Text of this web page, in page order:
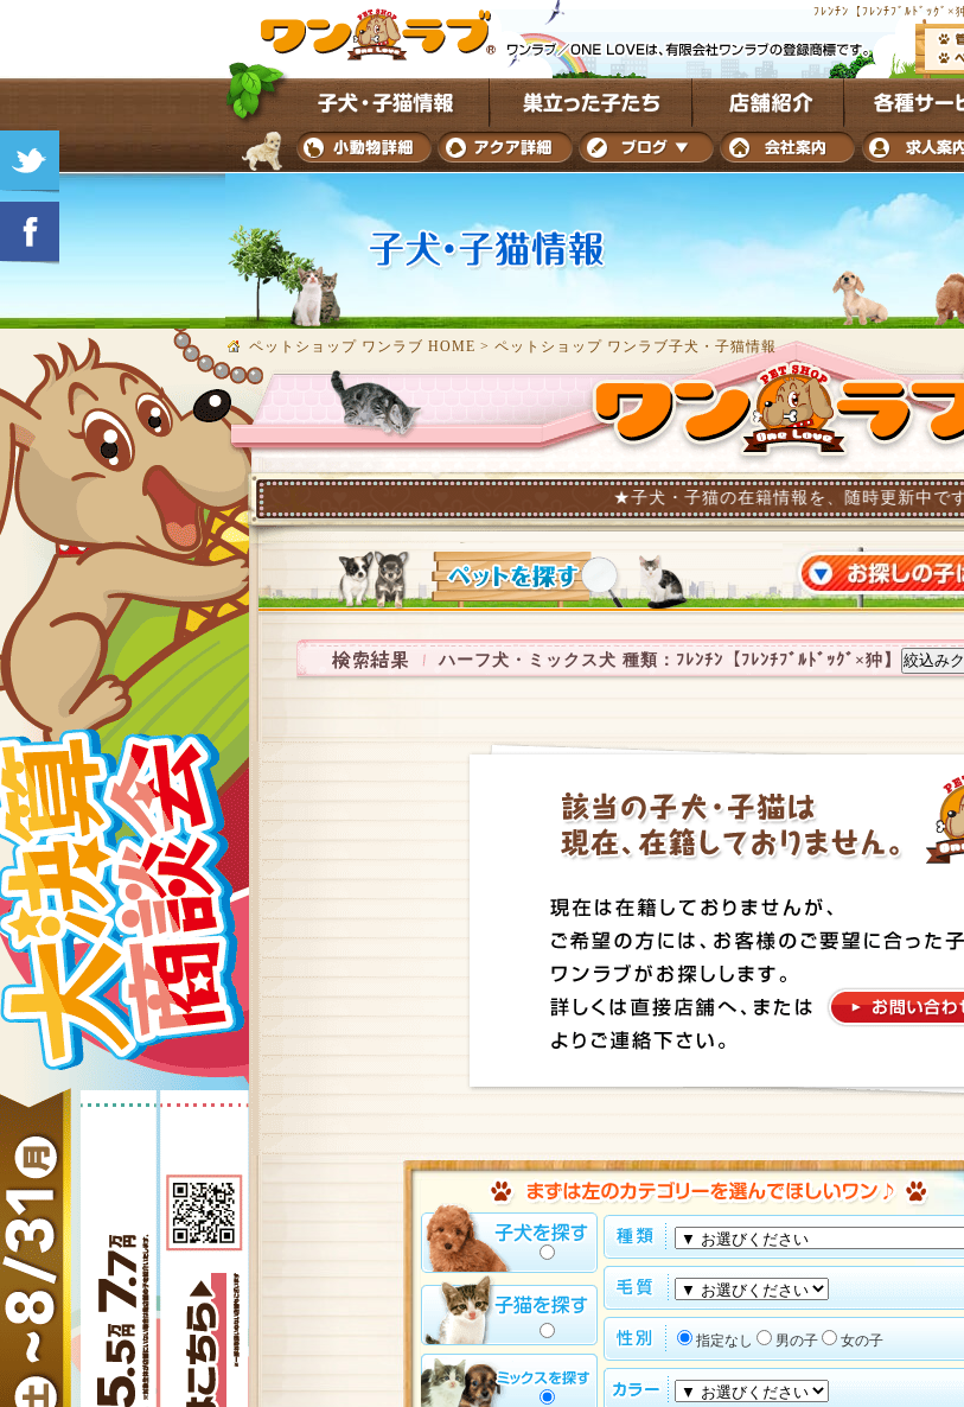
ﾌﾚﾝﾁﾝ【ﾌﾚﾝﾁﾌﾞﾙﾄﾞｯｸﾞ×
ペットショップ ワンラブ HOME > ペットショップ ワンラブ子犬・子猫情報
★子犬・子猫の在籍情報を、随時更新中です。チワワ・
ハーフ犬・ミックス犬 種類：ﾌﾚﾝﾁﾝ【ﾌﾚﾝﾁﾌﾞﾙﾄﾞｯｸﾞ×狆】
指定なし 男の子 女の子